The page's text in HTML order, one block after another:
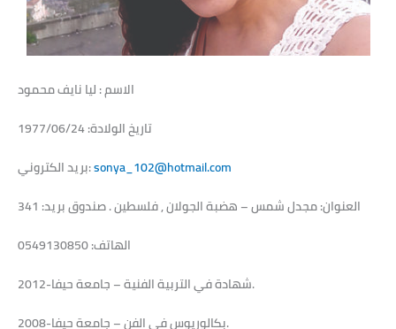
الاسم : ليا نايف محمود
تاريخ الولادة: 1977/06/24
بريد الكتروني:sonya_102@hotmail.com
العنوان: مجدل شمس – هضبة الجولان , فلسطين . صندوق بريد: 341
الهاتف: 0549130850
2012-شهادة في التربية الفنية – جامعة حيفا.
2008-بكالوريوس في الفن – جامعة حيفا.